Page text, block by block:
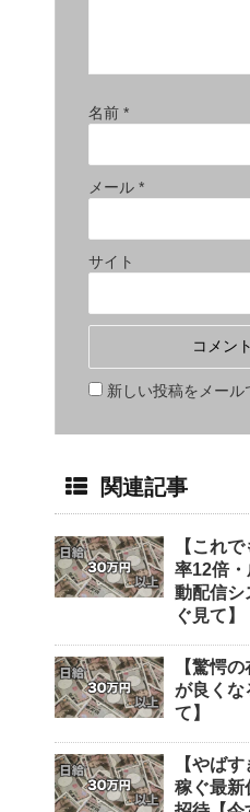
名前 *
メール *
サイト
新しい投稿をメール
関連記事
【これ
率12倍
動配信シ
ぐ見て】
【驚愕
が良くな
て】
【やば
稼ぐ最新